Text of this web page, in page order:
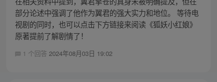
部分论述中强调了他作为翼君的强大实力和地位。 等待电
视剧的同时，也可以点击下方链接来阅读《狐妖小红娘》
原著提前了解剧情了！
1 个回答 2024年08月03日 19:02